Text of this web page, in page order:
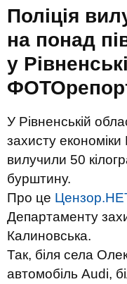
Поліція
на понад
у
У Рівненській
захисту економіки
вилучили 50
бурштину.
Про це
Департаменту
Калиновська.
Так, біля села
автомобіль Audi,